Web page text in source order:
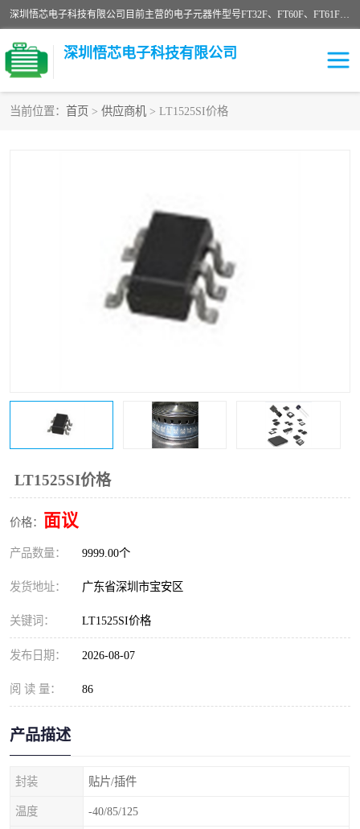
深圳悟芯电子科技有限公司目前主营的电子元器件型号FT32F、FT60F、FT61F、FT62F、FT64F、FT61FC、MCU EEPROM MOS LDO 稳压管 触摸IC DC-DC AC-DC 协议IC等，广泛应用于LED射灯、LED日光灯、等诸多领域。
深圳悟芯电子科技有限公司
当前位置： 首页 > 供应商机 > LT1525SI价格
LT1525SI价格
价格： 面议
产品数量： 9999.00个
发货地址： 广东省深圳市宝安区
关键词： LT1525SI价格
发布日期： 2026-08-07
阅 读 量： 86
产品描述
封装 贴片/插件
温度 -40/85/125
FT32F
FT61F
FT64F
FT61F022 FT61F145
FT61F021